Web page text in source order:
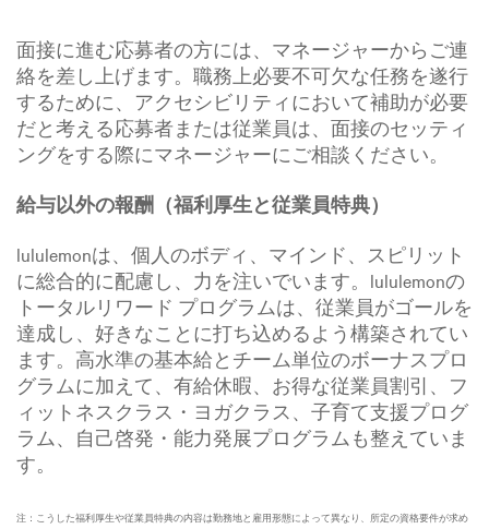
面接に進む応募者の方には、マネージャーからご連
絡を差し上げます。職務上必要不可欠な任務を遂行
するために、アクセシビリティにおいて補助が必要
だと考える応募者または従業員は、面接のセッティ
ングをする際にマネージャーにご相談ください。
給与以外の報酬（福利厚生と従業員特典）
lululemonは、個人のボディ、マインド、スピリット
に総合的に配慮し、力を注いでいます。lululemonの
トータルリワード プログラムは、従業員がゴールを
達成し、好きなことに打ち込めるよう構築されてい
ます。高水準の基本給とチーム単位のボーナスプロ
グラムに加えて、有給休暇、お得な従業員割引、フ
ィットネスクラス・ヨガクラス、子育て支援プログ
ラム、自己啓発・能力発展プログラムも整えていま
す。
注：こうした福利厚生や従業員特典の内容は勤務地と雇用形態によって異なり、所定の資格要件が求め